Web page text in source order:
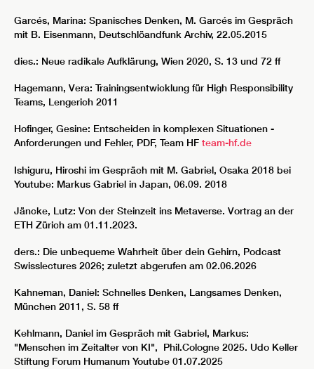
Garcés, Marina: Spanisches Denken, M. Garcés im Gespräch
mit B. Eisenmann, Deutschlöandfunk Archiv, 22.05.2015
dies.: Neue radikale Aufklärung, Wien 2020, S. 13 und 72 ff
Hagemann, Vera: Trainingsentwicklung für High Responsibility
Teams, Lengerich 2011
Hofinger, Gesine: Entscheiden in komplexen Situationen -
Anforderungen und Fehler, PDF, Team HF team-hf.de
Ishiguru, Hiroshi im Gespräch mit M. Gabriel, Osaka 2018 bei
Youtube: Markus Gabriel in Japan, 06.09. 2018
Jäncke, Lutz: Von der Steinzeit ins Metaverse. Vortrag an der
ETH Zürich am 01.11.2023.
ders.: Die unbequeme Wahrheit über dein Gehirn, Podcast
Swisslectures 2026; zuletzt abgerufen am 02.06.2026
Kahneman, Daniel: Schnelles Denken, Langsames Denken,
München 2011, S. 58 ff
Kehlmann, Daniel im Gespräch mit Gabriel, Markus:
"Menschen im Zeitalter von KI", Phil.Cologne 2025. Udo Keller
Stiftung Forum Humanum Youtube 01.07.2025